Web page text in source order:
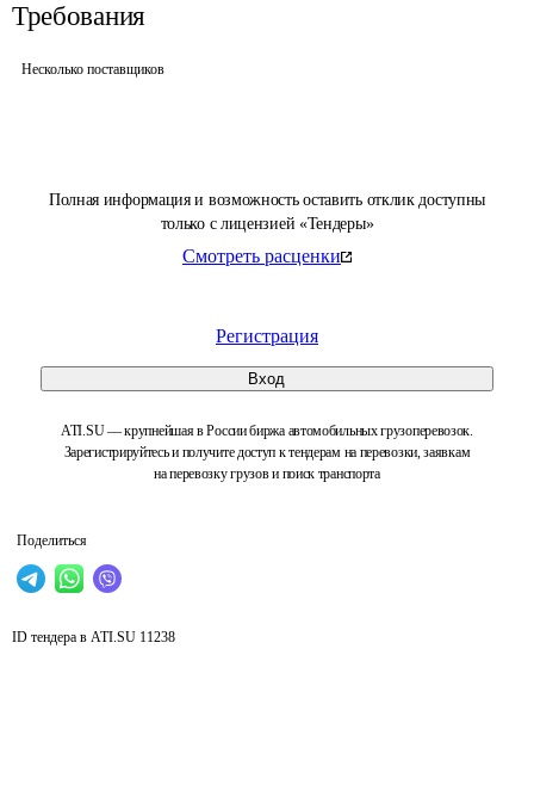
Полная информация и возможность оставить отклик доступны
только с лицензией «Тендеры»
Смотреть расценки
Регистрация
Вход
ATI.SU — крупнейшая в России биржа автомобильных грузоперевозок.
Зарегистрируйтесь и получите доступ к тендерам на перевозки, заявкам
на перевозку грузов и поиск транспорта
Поделиться
Требования
Несколько поставщиков
ID тендера в ATI.SU 11238